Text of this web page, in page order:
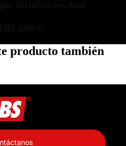
producto también